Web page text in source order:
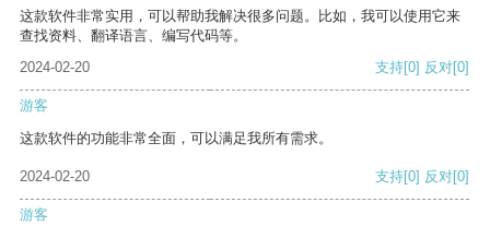
这款软件非常实用，可以帮助我解决很多问题。比如，我可以使用它来
查找资料、翻译语言、编写代码等。
2024-02-20
支持[0] 反对[0]
游客
这款软件的功能非常全面，可以满足我所有需求。
2024-02-20 支持[0] 反对[0]
游客